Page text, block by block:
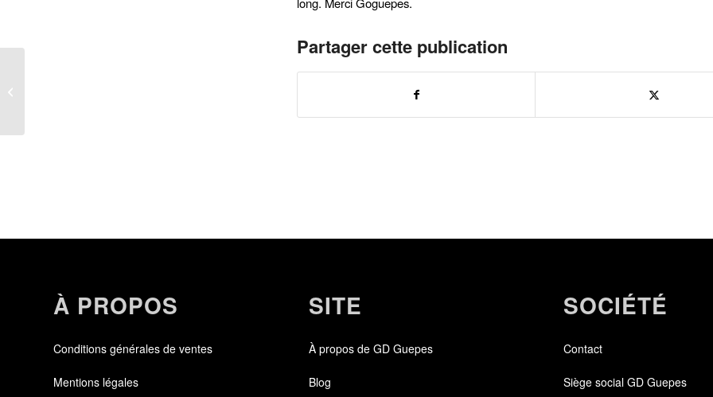
Partager cette publication
À PROPOS
Conditions générales de ventes
Mentions légales
SITE
À propos de GD Guepes
Blog
SOCIÉTÉ
Contact
Siège social GD Guepes